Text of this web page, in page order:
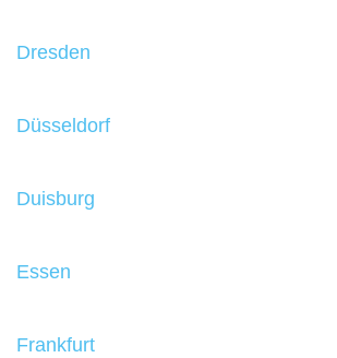
Dresden
Düsseldorf
Duisburg
Essen
Frankfurt